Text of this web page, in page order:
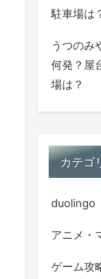
駐車場は
うつのみ
何発？屋
場は？
カテゴ
duolingo
アニメ・
ゲーム攻